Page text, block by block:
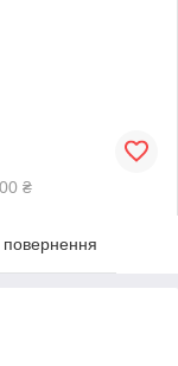
₴